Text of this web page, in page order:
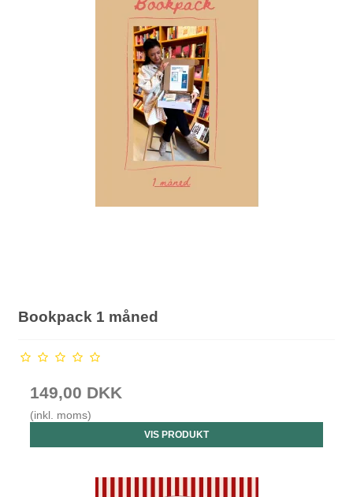
Bookpack 1 måned
149,00 DKK
(inkl. moms)
VIS PRODUKT